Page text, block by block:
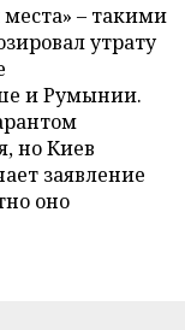
места» – такими
утрату
и Румынии.
но Киев
заявление
оно